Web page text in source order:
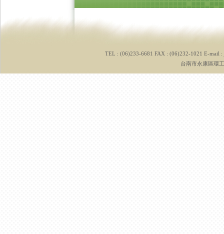
TEL : (06)233-6681 FAX : (06)232-1021 E-mail :
台南市永康區環